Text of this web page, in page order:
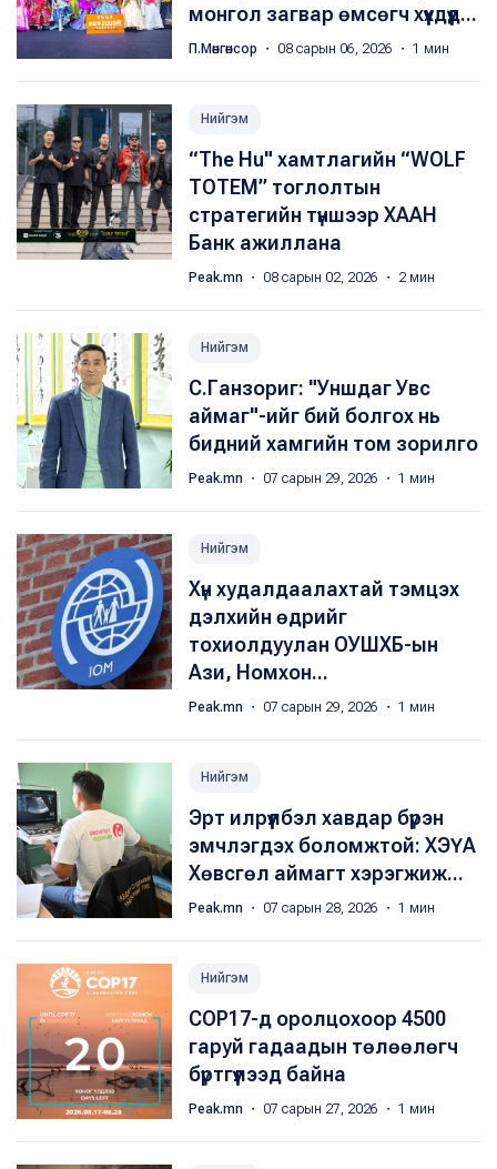
монгол загвар өмсөгч хүүхдүүд...
П.Мөнгөнсор ・ 08 сарын 06, 2026 ・ 1 мин
Нийгэм
“The Hu" хамтлагийн “WOLF
TOTEM” тоглолтын
стратегийн түншээр ХААН
Банк ажиллана
Peak.mn ・ 08 сарын 02, 2026 ・ 2 мин
Нийгэм
С.Ганзориг: "Уншдаг Увс
аймаг"-ийг бий болгох нь
бидний хамгийн том зорилго
Peak.mn ・ 07 сарын 29, 2026 ・ 1 мин
Нийгэм
Хүн худалдаалахтай тэмцэх
дэлхийн өдрийг
тохиолдуулан ОУШХБ-ын
Ази, Номхон...
Peak.mn ・ 07 сарын 29, 2026 ・ 1 мин
Нийгэм
Эрт илрүүлбэл хавдар бүрэн
эмчлэгдэх боломжтой: ХЭҮА​
Хөвсгөл аймагт хэрэгжиж...
Peak.mn ・ 07 сарын 28, 2026 ・ 1 мин
Нийгэм
COP17-д оролцохоор 4500
гаруй гадаадын төлөөлөгч
бүртгүүлээд байна
Peak.mn ・ 07 сарын 27, 2026 ・ 1 мин